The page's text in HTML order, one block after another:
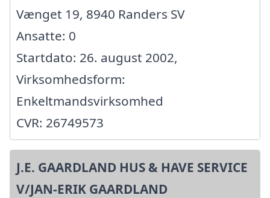
Vænget 19, 8940 Randers SV
Ansatte: 0
Startdato: 26. august 2002,
Virksomhedsform:
Enkeltmandsvirksomhed
CVR: 26749573
J.E. GAARDLAND HUS & HAVE SERVICE
V/JAN-ERIK GAARDLAND